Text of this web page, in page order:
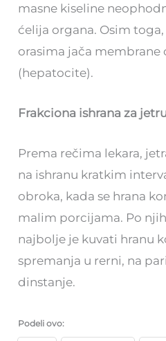
masne kiseline
ćelija organa. Osim
orasima jača membrane
(hepatocite).
Frakciona ishrana za
Prema rečima lekara,
na ishranu kratkim
obroka, kada se hrana
malim porcijama. Po
najbolje je kuvati hranu
spremanja u rerni, na
dinstanje.
Podeli ovo: